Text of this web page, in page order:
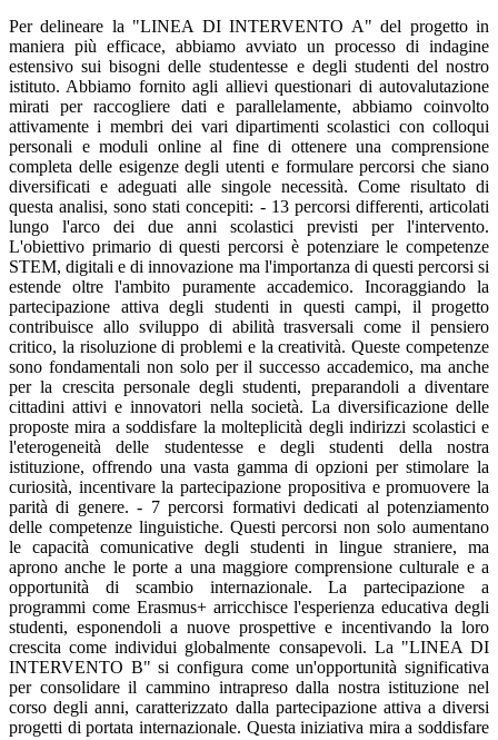
Per delineare la "LINEA DI INTERVENTO A" del progetto in
maniera più efficace, abbiamo avviato un processo di indagine
estensivo sui bisogni delle studentesse e degli studenti del nostro
istituto. Abbiamo fornito agli allievi questionari di autovalutazione
mirati per raccogliere dati e parallelamente, abbiamo coinvolto
attivamente i membri dei vari dipartimenti scolastici con colloqui
personali e moduli online al fine di ottenere una comprensione
completa delle esigenze degli utenti e formulare percorsi che siano
diversificati e adeguati alle singole necessità. Come risultato di
questa analisi, sono stati concepiti: - 13 percorsi differenti, articolati
lungo l'arco dei due anni scolastici previsti per l'intervento.
L'obiettivo primario di questi percorsi è potenziare le competenze
STEM, digitali e di innovazione ma l'importanza di questi percorsi si
estende oltre l'ambito puramente accademico. Incoraggiando la
partecipazione attiva degli studenti in questi campi, il progetto
contribuisce allo sviluppo di abilità trasversali come il pensiero
critico, la risoluzione di problemi e la creatività. Queste competenze
sono fondamentali non solo per il successo accademico, ma anche
per la crescita personale degli studenti, preparandoli a diventare
cittadini attivi e innovatori nella società. La diversificazione delle
proposte mira a soddisfare la molteplicità degli indirizzi scolastici e
l'eterogeneità delle studentesse e degli studenti della nostra
istituzione, offrendo una vasta gamma di opzioni per stimolare la
curiosità, incentivare la partecipazione propositiva e promuovere la
parità di genere. - 7 percorsi formativi dedicati al potenziamento
delle competenze linguistiche. Questi percorsi non solo aumentano
le capacità comunicative degli studenti in lingue straniere, ma
aprono anche le porte a una maggiore comprensione culturale e a
opportunità di scambio internazionale. La partecipazione a
programmi come Erasmus+ arricchisce l'esperienza educativa degli
studenti, esponendoli a nuove prospettive e incentivando la loro
crescita come individui globalmente consapevoli. La "LINEA DI
INTERVENTO B" si configura come un'opportunità significativa
per consolidare il cammino intrapreso dalla nostra istituzione nel
corso degli anni, caratterizzato dalla partecipazione attiva a diversi
progetti di portata internazionale. Questa iniziativa mira a soddisfare